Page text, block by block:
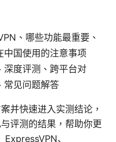
、哪些功能最重要、
中国使用的注意事项
深度评测、跨平台对
常见问题解答
并快速进入实测结论，
评测的结果，帮助你更
、